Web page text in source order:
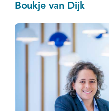
Boukje van Dijk